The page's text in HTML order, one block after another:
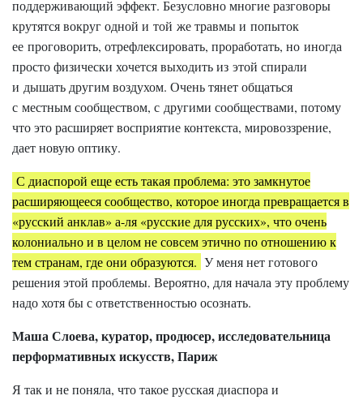
поддерживающий эффект. Безусловно многие разговоры
крутятся вокруг одной и той же травмы и попыток
ее проговорить, отрефлексировать, проработать, но иногда
просто физически хочется выходить из этой спирали
и дышать другим воздухом. Очень тянет общаться
с местным сообществом, с другими сообществами, потому
что это расширяет восприятие контекста, мировоззрение,
дает новую оптику.
С диаспорой еще есть такая проблема: это замкнутое
расширяющееся сообщество, которое иногда превращается в
«русский анклав» а-ля «русские для русских», что очень
колониально и в целом не совсем этично по отношению к
тем странам, где они образуются. У меня нет готового
решения этой проблемы. Вероятно, для начала эту проблему
надо хотя бы с ответственностью осознать.
Маша Слоева, куратор, продюсер, исследовательница
перформативных искусств, Париж
Я так и не поняла, что такое русская диаспора и